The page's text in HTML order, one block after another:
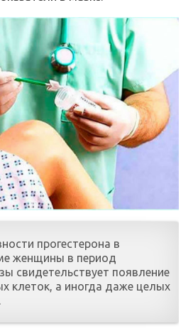
прогестерона в
женщины в период
свидетельствует появление
клеток, а иногда даже целых